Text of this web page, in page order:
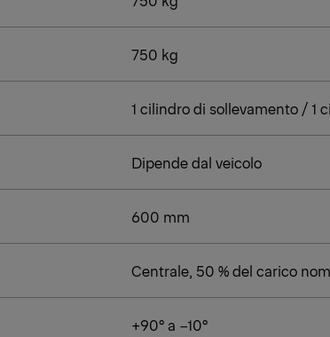
750 kg
1 cilindro di sollevamento / 1
Dipende dal veicolo
600 mm
Centrale, 50 % del carico
+90° a −10°